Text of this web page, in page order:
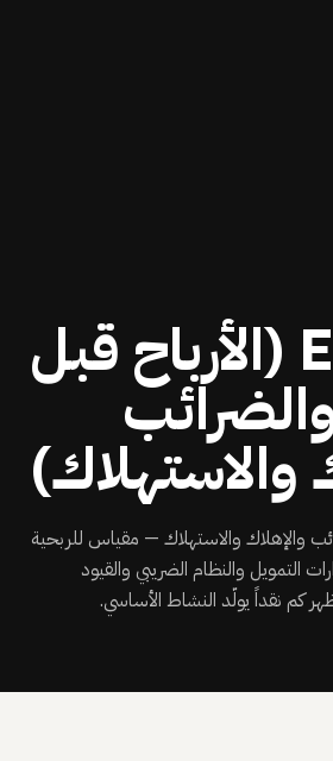
EBITDA (الأرباح قبل
والاستهلاك)
والإهلاك والاستهلاك — مقياس للربحية
التمويل والنظام الضريبي والقيود
كم نقداً يولّد النشاط الأساسي.